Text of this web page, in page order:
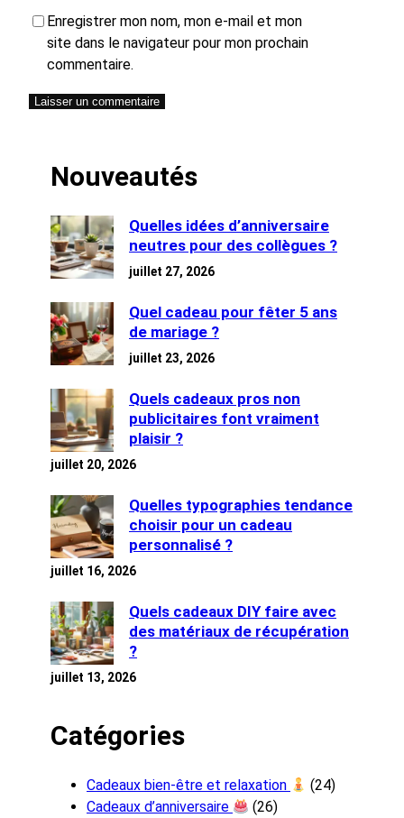
Enregistrer mon nom, mon e-mail et mon
site dans le navigateur pour mon prochain
commentaire.
Nouveautés
Quelles idées d’anniversaire
neutres pour des collègues ?
juillet 27, 2026
Quel cadeau pour fêter 5 ans
de mariage ?
juillet 23, 2026
Quels cadeaux pros non
publicitaires font vraiment
plaisir ?
juillet 20, 2026
Quelles typographies tendance
choisir pour un cadeau
personnalisé ?
juillet 16, 2026
Quels cadeaux DIY faire avec
des matériaux de récupération
?
juillet 13, 2026
Catégories
Cadeaux bien-être et relaxation
(24)
Cadeaux d’anniversaire
(26)